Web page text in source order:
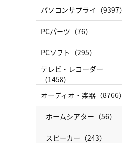
パソコンサプライ（9397）
PCパーツ（76）
PCソフト（295）
テレビ・レコーダー
（1458）
オーディオ・楽器（8766）
ホームシアター（56）
スピーカー（243）